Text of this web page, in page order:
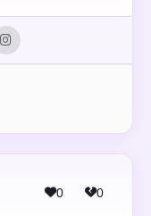
0 0